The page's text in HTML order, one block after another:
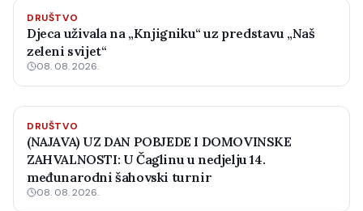
DRUŠTVO
Djeca uživala na „Knjigniku“ uz predstavu „Naš
zeleni svijet“
08. 08. 2026.
DRUŠTVO
(NAJAVA) UZ DAN POBJEDE I DOMOVINSKE
ZAHVALNOSTI: U Čaglinu u nedjelju 14.
međunarodni šahovski turnir
08. 08. 2026.